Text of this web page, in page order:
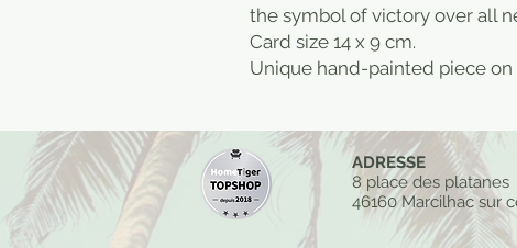
the symbol of victory over all
Card size 14 x 9 cm.
Unique hand-painted piece
ADRESSE
8 place des platanes
46160 Marcilhac sur